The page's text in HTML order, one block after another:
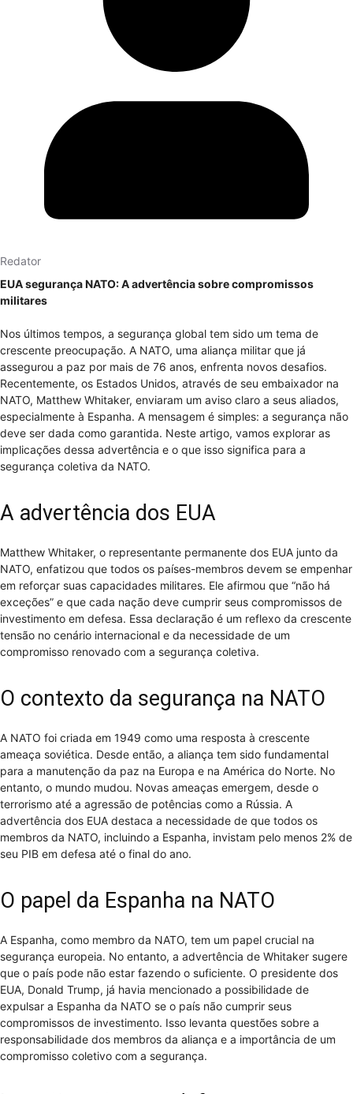
Redator
EUA segurança NATO: A advertência sobre compromissos
militares
Nos últimos tempos, a segurança global tem sido um tema de
crescente preocupação. A NATO, uma aliança militar que já
assegurou a paz por mais de 76 anos, enfrenta novos desafios.
Recentemente, os Estados Unidos, através de seu embaixador na
NATO, Matthew Whitaker, enviaram um aviso claro a seus aliados,
especialmente à Espanha. A mensagem é simples: a segurança não
deve ser dada como garantida. Neste artigo, vamos explorar as
implicações dessa advertência e o que isso significa para a
segurança coletiva da NATO.
A advertência dos EUA
Matthew Whitaker, o representante permanente dos EUA junto da
NATO, enfatizou que todos os países-membros devem se empenhar
em reforçar suas capacidades militares. Ele afirmou que “não há
exceções” e que cada nação deve cumprir seus compromissos de
investimento em defesa. Essa declaração é um reflexo da crescente
tensão no cenário internacional e da necessidade de um
compromisso renovado com a segurança coletiva.
O contexto da segurança na NATO
A NATO foi criada em 1949 como uma resposta à crescente
ameaça soviética. Desde então, a aliança tem sido fundamental
para a manutenção da paz na Europa e na América do Norte. No
entanto, o mundo mudou. Novas ameaças emergem, desde o
terrorismo até a agressão de potências como a Rússia. A
advertência dos EUA destaca a necessidade de que todos os
membros da NATO, incluindo a Espanha, invistam pelo menos 2% de
seu PIB em defesa até o final do ano.
O papel da Espanha na NATO
A Espanha, como membro da NATO, tem um papel crucial na
segurança europeia. No entanto, a advertência de Whitaker sugere
que o país pode não estar fazendo o suficiente. O presidente dos
EUA, Donald Trump, já havia mencionado a possibilidade de
expulsar a Espanha da NATO se o país não cumprir seus
compromissos de investimento. Isso levanta questões sobre a
responsabilidade dos membros da aliança e a importância de um
compromisso coletivo com a segurança.